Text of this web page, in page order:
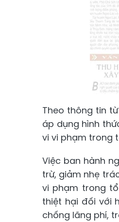
Theo thông tin
áp dụng hình
vi vi phạm trong
Việc ban hành
trừ, giảm nhẹ
vi phạm trong
thiệt hại đối với
chống lãng phí,